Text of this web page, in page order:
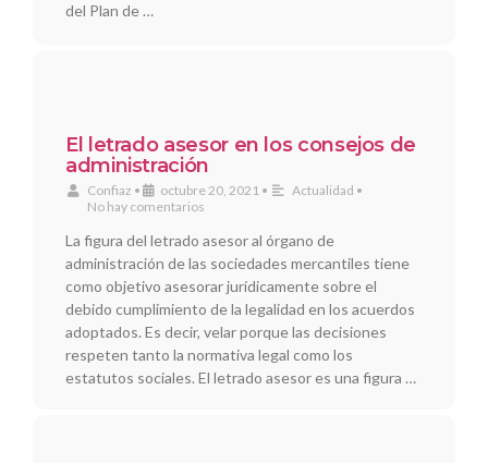
del Plan de …
El letrado asesor en los consejos de
administración
Confiaz • octubre 20, 2021 • Actualidad •
No hay comentarios
La figura del letrado asesor al órgano de
administración de las sociedades mercantiles tiene
como objetivo asesorar jurídicamente sobre el
debido cumplimiento de la legalidad en los acuerdos
adoptados. Es decir, velar porque las decisiones
respeten tanto la normativa legal como los
estatutos sociales. El letrado asesor es una figura …